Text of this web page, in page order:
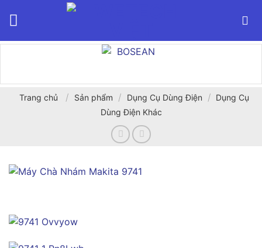
Trang chủ / Sản phẩm / Dụng Cụ Dùng Điện / Dụng Cụ
Dùng Điện Khác